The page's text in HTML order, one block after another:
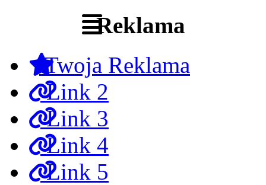
Reklama
Twoja Reklama
Link 2
Link 3
Link 4
Link 5